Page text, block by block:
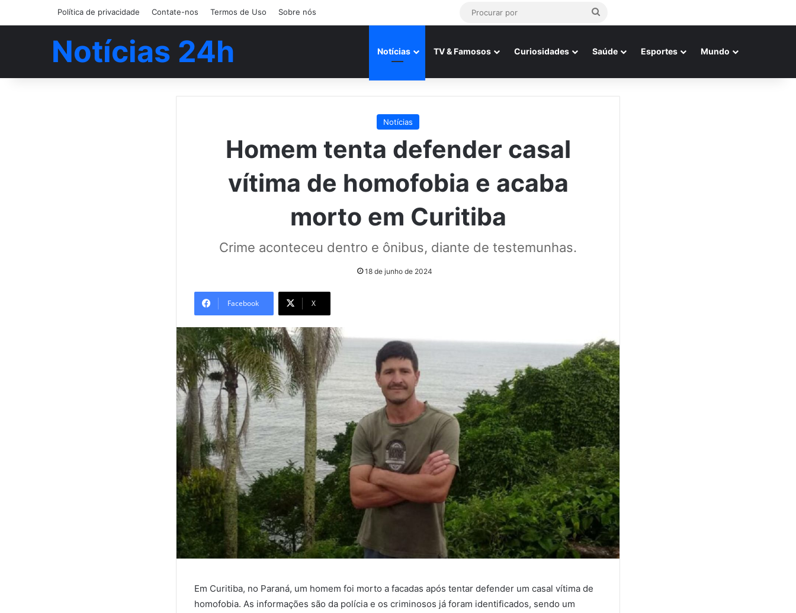
Política de privacidade Contate-nos Termos de Uso Sobre nós
Procurar
Notícias 24h Notícias TV & Famosos Curiosidades Saúde Esportes Mundo
Notícias
Homem tenta defender casal
vítima de homofobia e acaba
morto em Curitiba
Crime aconteceu dentro e ônibus, diante de testemunhas.
18 de junho de 2024
Facebook X
Em Curitiba, no Paraná, um homem foi morto a facadas após tentar defender um casal vítima de
homofobia. As informações são da polícia e os criminosos já foram identificados, sendo um